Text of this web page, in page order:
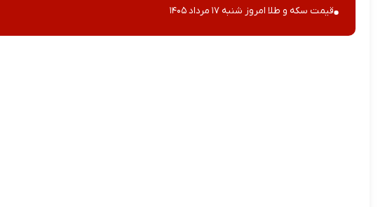
قیمت سکه و طلا امروز شنبه ۱۷ مرداد ۱۴۰۵